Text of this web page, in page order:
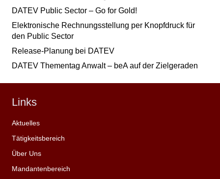
DATEV Public Sector – Go for Gold!
Elektronische Rechnungsstellung per Knopfdruck für
den Public Sector
Release-Planung bei DATEV
DATEV Thementag Anwalt – beA auf der Zielgeraden
Links
Aktuelles
Tätigkeitsbereich
Über Uns
Mandantenbereich